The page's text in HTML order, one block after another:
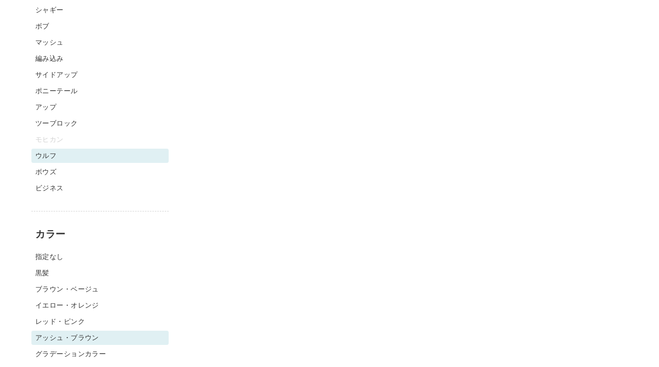
シャギー
ボブ
マッシュ
編み込み
サイドアップ
ポニーテール
アップ
ツーブロック
モヒカン
ウルフ
ボウズ
ビジネス
カラー
指定なし
黒髪
ブラウン・ベージュ
イエロー・オレンジ
レッド・ピンク
アッシュ・ブラウン
グラデーションカラー